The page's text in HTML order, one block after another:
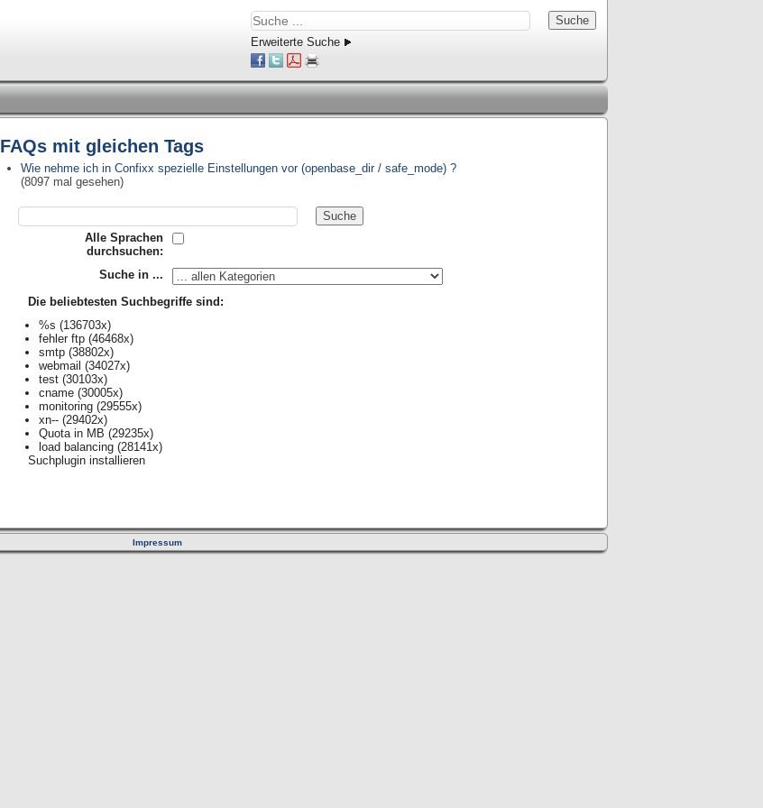
Erweiterte Suche
FAQs mit gleichen Tags
Wie nehme ich in Confixx spezielle Einstellungen vor (openbase_dir / safe_mode) ?
(8097 mal gesehen)
Alle Sprachen
durchsuchen:
Suche in ...
Die beliebtesten Suchbegriffe sind:
%s (136703x)
fehler ftp (46468x)
smtp (38802x)
webmail (34027x)
test (30103x)
cname (30005x)
monitoring (29555x)
xn-- (29402x)
Quota in MB (29235x)
load balancing (28141x)
Suchplugin installieren
Impressum